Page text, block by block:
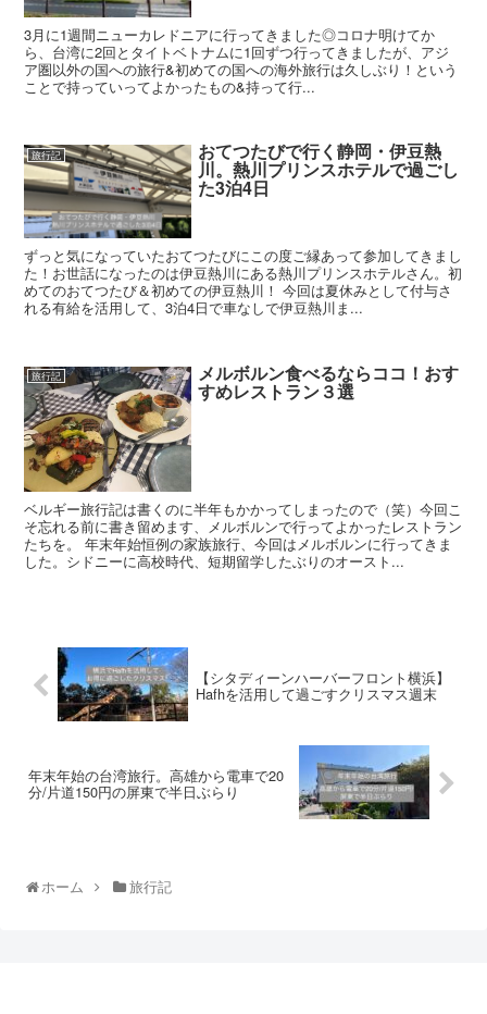
3月に1週間ニューカレドニアに行ってきました◎コロナ明けてか
ら、台湾に2回とタイトベトナムに1回ずつ行ってきましたが、アジ
ア圏以外の国への旅行&初めての国への海外旅行は久しぶり！という
ことで持っていってよかったもの&持って行...
旅行記 おてつたびで行く静岡・伊豆熱
川。熱川プリンスホテルで過ごし
た3泊4日
ずっと気になっていたおてつたびにこの度ご縁あって参加してきまし
た！お世話になったのは伊豆熱川にある熱川プリンスホテルさん。初
めてのおてつたび＆初めての伊豆熱川！ 今回は夏休みとして付与さ
れる有給を活用して、3泊4日で車なしで伊豆熱川ま...
旅行記 メルボルン食べるならココ！おす
すめレストラン３選
ベルギー旅行記は書くのに半年もかかってしまったので（笑）今回こ
そ忘れる前に書き留めます、メルボルンで行ってよかったレストラン
たちを。 年末年始恒例の家族旅行、今回はメルボルンに行ってきま
した。シドニーに高校時代、短期留学したぶりのオースト...
【シタディーンハーバーフロント横浜】
Hafhを活用して過ごすクリスマス週末
年末年始の台湾旅行。高雄から電車で20
分/片道150円の屏東で半日ぶらり
ホーム 旅行記